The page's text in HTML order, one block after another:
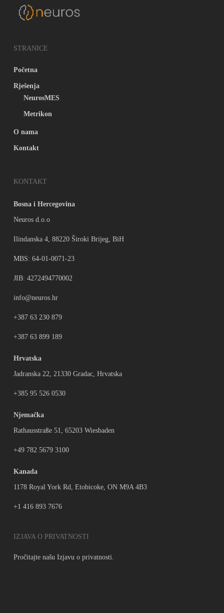
STRANICE
Početna
Rješenja
NeurosMES
Metrikon
O nama
Kontakt
KONTAKT
Bosna i Hercegovina
Neuros d.o.o
Ilindanska 4, 88220 Široki Brijeg, BiH
MBS: 64-01-0071-23
JIB: 4272494770002
info@neuros.hr
+387 63 230 879
+387 63 899 189
Hrvatska
Jadranska 22, 21330 Gradac, Hrvatska
+385 95 526 0530
Njemačka
Rathausstraße 51, 65203 Wiesbaden
+49 782 5679 3100
Kanada
1178 Royal York Rd, Etobicoke, ON M9A 4B3
+1 416 893 7676
IZJAVA O PRIVATNOSTI
Pročitajte našu Izjavu o privatnosti.